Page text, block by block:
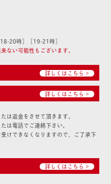
20時］［19-21時］
ない可能性もございます。
詳しくはこちら >
詳しくはこちら >
は返金をさせて頂きます。
は電話でご連絡下さい。
けできなくなりますので、ご了承下
詳しくはこちら >